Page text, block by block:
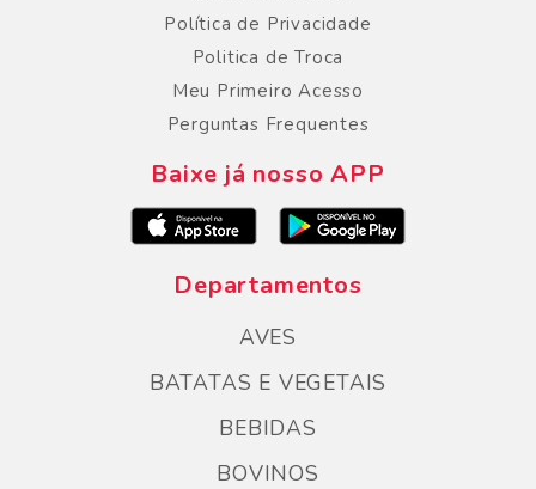
Política de Privacidade
Politica de Troca
Meu Primeiro Acesso
Perguntas Frequentes
Baixe já nosso APP
Departamentos
AVES
BATATAS E VEGETAIS
BEBIDAS
BOVINOS